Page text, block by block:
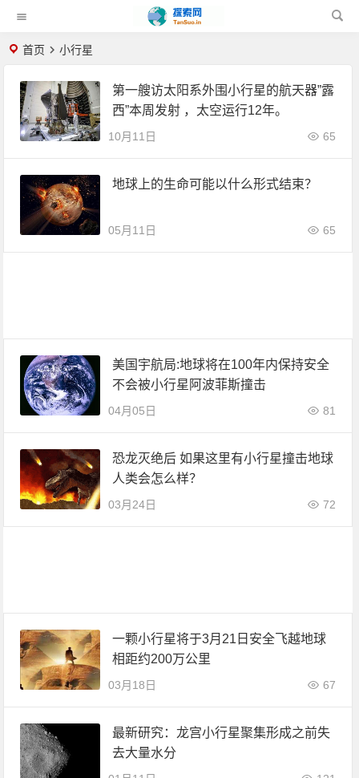
首页 小行星
第一艘访太阳系外围小行星的航天器”露
西”本周发射 ，太空运行12年。
10月11日 65
地球上的生命可能以什么形式结束？
05月11日 65
美国宇航局:地球将在100年内保持安全
不会被小行星阿波菲斯撞击
04月05日 81
恐龙灭绝后 如果这里有小行星撞击地球
人类会怎么样？
03月24日 72
一颗小行星将于3月21日安全飞越地球
相距约200万公里
03月18日 67
最新研究：龙宫小行星聚集形成之前失
去大量水分